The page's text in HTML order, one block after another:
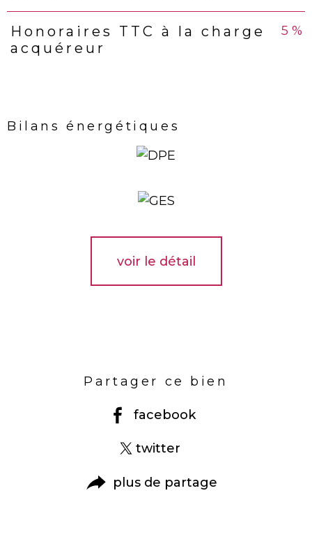
Honoraires TTC à la charge
acquéreur
5 %
Bilans énergétiques
voir le détail
Partager ce bien
facebook
twitter
plus de partage